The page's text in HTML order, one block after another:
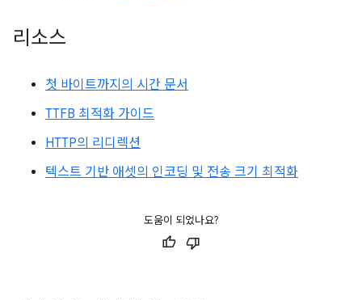
리소스
첫 바이트까지의 시간 문서
TTFB 최적화 가이드
HTTP의 리디렉션
텍스트 기반 애셋의 인코딩 및 전송 크기 최적화
도움이 되었나요?